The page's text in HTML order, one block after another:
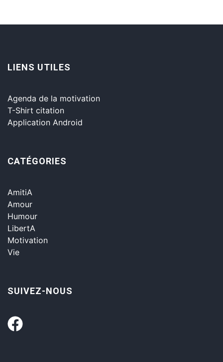
LIENS UTILES
Agenda de la motivation
T-Shirt citation
Application Android
CATÉGORIES
AmitiA
Amour
Humour
LibertA
Motivation
Vie
SUIVEZ-NOUS